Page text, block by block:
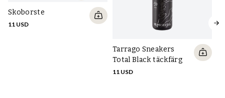
Skoborste
11 USD
Tarrago Sneakers
Total Black täckfärg
11 USD